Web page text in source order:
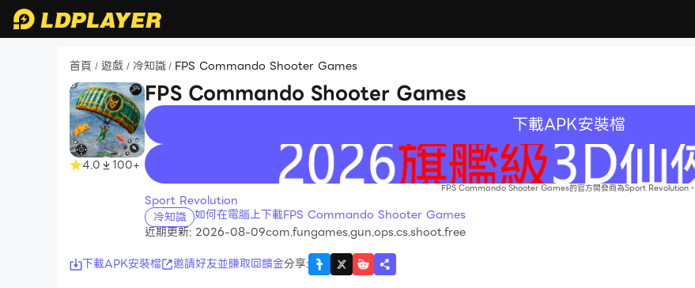
首頁 / 遊戲 / 冷知識 / FPS Commando Shooter Games
4.0 100+
FPS Commando Shooter Games
下載APK安裝檔
recommend
FPS Commando Shooter Games的官方開發商為Sport Revolution。
Sport Revolution
冷知識 如何在電腦上下載FPS Commando Shooter Games
近期更新: 2026-08-09com.fungames.gun.ops.cs.shoot.free
下載APK安裝檔
邀請好友並賺取回饋金分享: